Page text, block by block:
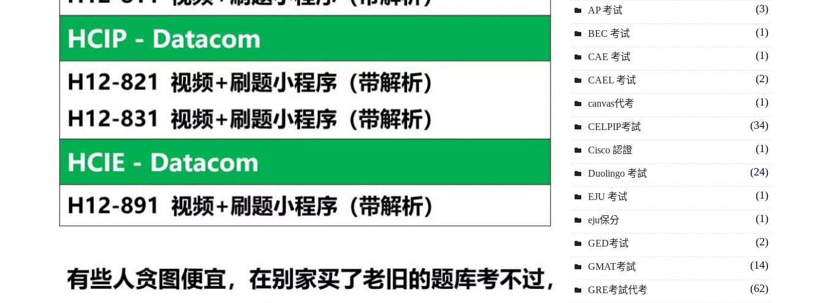
AP 考试 (3)
BEC 考试 (1)
CAE 考试 (1)
CAEL 考试 (2)
canvas代考 (1)
CELPIP考試 (34)
Cisco 認證 (1)
Duolingo 考試 (24)
EJU 考试 (1)
eju保分 (1)
GED考试 (2)
GMAT考試 (14)
GRE考試代考 (62)